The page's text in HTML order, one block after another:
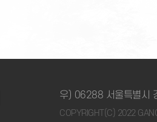
우) 06288 서울특별시
COPYRIGHT(C) 2022